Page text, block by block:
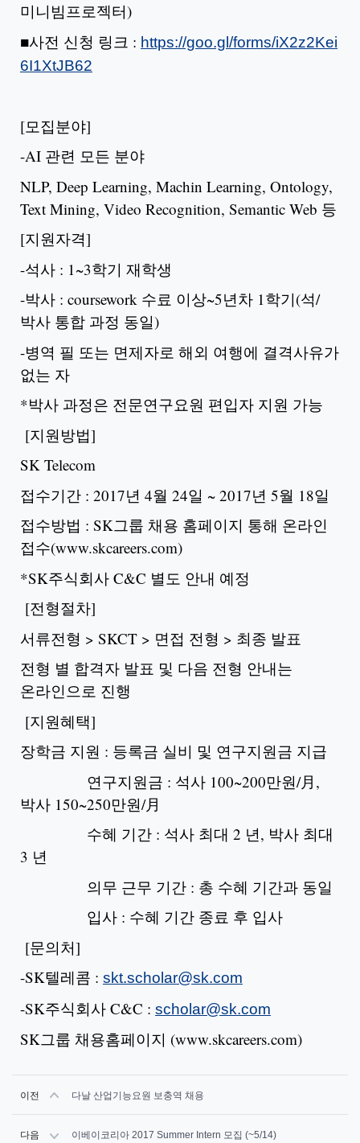
미니빔프로젝터)
■사전 신청 링크 : https://goo.gl/forms/iX2z2Kei
6I1XtJB62
[모집분야]
-AI 관련 모든 분야
NLP, Deep Learning, Machin Learning, Ontology,
Text Mining, Video Recognition, Semantic Web 등
[지원자격]
-석사 : 1~3학기 재학생
-박사 : coursework 수료 이상~5년차 1학기(석/
박사 통합 과정 동일)
-병역 필 또는 면제자로 해외 여행에 결격사유가
없는 자
*박사 과정은 전문연구요원 편입자 지원 가능
[지원방법]
SK Telecom
접수기간 : 2017년 4월 24일 ~ 2017년 5월 18일
접수방법 : SK그룹 채용 홈페이지 통해 온라인
접수(www.skcareers.com)
*SK주식회사 C&C 별도 안내 예정
[전형절차]
서류전형 > SKCT > 면접 전형 > 최종 발표
전형 별 합격자 발표 및 다음 전형 안내는
온라인으로 진행
[지원혜택]
장학금 지원 : 등록금 실비 및 연구지원금 지급
연구지원금 : 석사 100~200만원/月,
박사 150~250만원/月
수혜 기간 : 석사 최대 2 년, 박사 최대
3 년
의무 근무 기간 : 총 수혜 기간과 동일
입사 : 수혜 기간 종료 후 입사
[문의처]
-SK텔레콤 : skt.scholar@sk.com
-SK주식회사 C&C : scholar@sk.com
SK그룹 채용홈페이지 (www.skcareers.com)
이전 다날 산업기능요원 보충역 채용
다음 이베이코리아 2017 Summer Intern 모집 (~5/14)